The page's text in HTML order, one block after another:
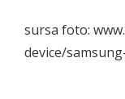
sursa foto:
device/